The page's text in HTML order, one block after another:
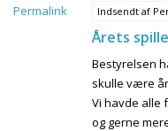
Permalink Indsendt af
Årets
Bestyrelsen
skulle være
Vi havde alle
og gerne